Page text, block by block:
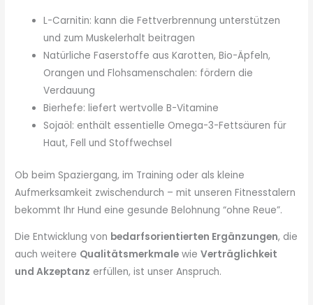
L-Carnitin: kann die Fettverbrennung unterstützen
und zum Muskelerhalt beitragen
Natürliche Faserstoffe aus Karotten, Bio-Äpfeln,
Orangen und Flohsamenschalen: fördern die
Verdauung
Bierhefe: liefert wertvolle B-Vitamine
Sojaöl: enthält essentielle Omega-3-Fettsäuren für
Haut, Fell und Stoffwechsel
Ob beim Spaziergang, im Training oder als kleine
Aufmerksamkeit zwischendurch – mit unseren Fitnesstalern
bekommt Ihr Hund eine gesunde Belohnung “ohne Reue”.
Die Entwicklung von bedarfsorientierten Ergänzungen, die
auch weitere Qualitätsmerkmale wieVerträglichkeit
und Akzeptanz erfüllen, ist unser Anspruch.